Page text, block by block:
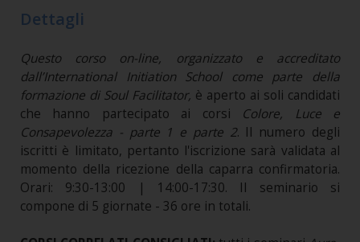
Dettagli
Questo corso on-line, organizzato e accreditato
dall’International Initiation School come parte della
formazione di Soul Facilitator, è aperto ai soli candidati
che hanno partecipato ai corsi Colore, Luce e
Consapevolezza - parte 1 e parte 2. Il numero degli
iscritti è limitato, pertanto l'iscrizione sarà validata al
momento della ricezione della caparra confirmatoria.
Orari: 9:30-13:00 | 14:00-17:30. Il seminario si
compone di 5 giornate - 36 ore in totali.